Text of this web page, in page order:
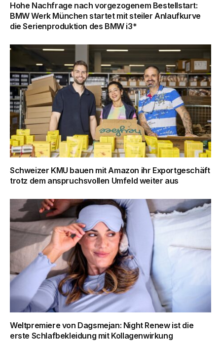
Hohe Nachfrage nach vorgezogenem Bestellstart:
BMW Werk München startet mit steiler Anlaufkurve
die Serienproduktion des BMW i3*
Schweizer KMU bauen mit Amazon ihr Exportgeschäft
trotz dem anspruchsvollen Umfeld weiter aus
Weltpremiere von Dagsmejan: Night Renew ist die
erste Schlafbekleidung mit Kollagenwirkung